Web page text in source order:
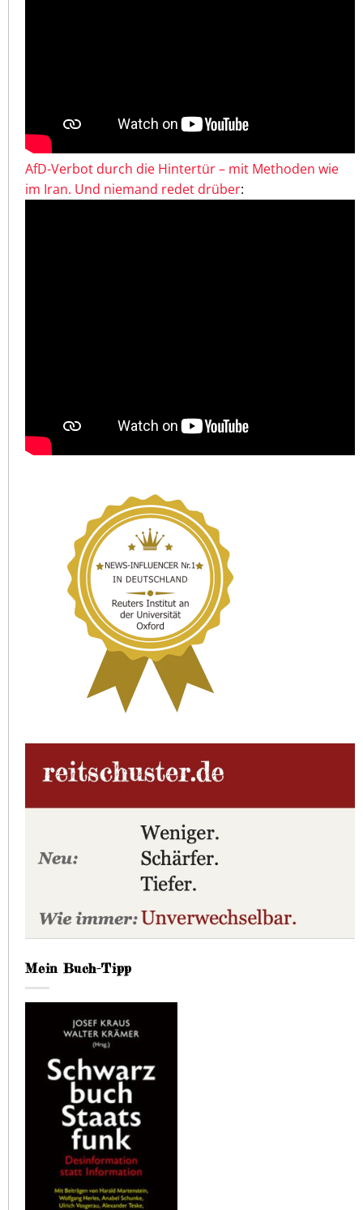
AfD-Verbot durch die Hintertür – mit Methoden wie
im Iran. Und niemand redet drüber:
Mein Buch-Tipp